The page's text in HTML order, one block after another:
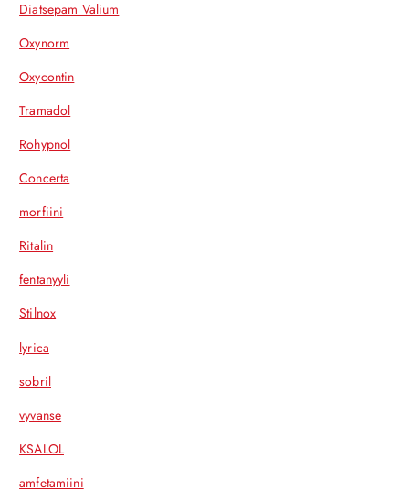
Diatsepam Valium
Oxynorm
Oxycontin
Tramadol
Rohypnol
Concerta
morfiini
Ritalin
fentanyyli
Stilnox
lyrica
sobril
vyvanse
KSALOL
amfetamiini